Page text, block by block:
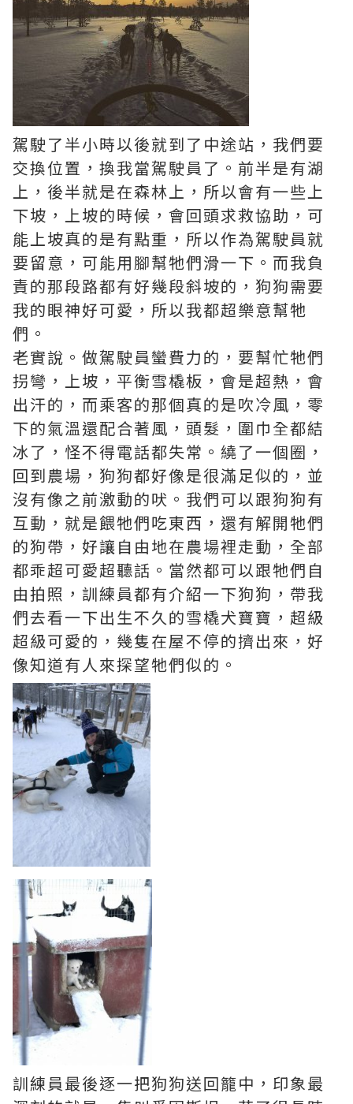
駕駛了半小時以後就到了中途站，我們要
交換位置，換我當駕駛員了。前半是有湖
上，後半就是在森林上，所以會有一些上
下坡，上坡的時候，會回頭求救協助，可
能上坡真的是有點重，所以作為駕駛員就
要留意，可能用腳幫牠們滑一下。而我負
責的那段路都有好幾段斜坡的，狗狗需要
我的眼神好可愛，所以我都超樂意幫牠
們。
老實說。做駕駛員蠻費力的，要幫忙牠們
拐彎，上坡，平衡雪橇板，會是超熱，會
出汗的，而乘客的那個真的是吹冷風，零
下的氣溫還配合著風，頭髮，圍巾全都結
冰了，怪不得電話都失常。繞了一個圈，
回到農場，狗狗都好像是很滿足似的，並
沒有像之前激動的吠。我們可以跟狗狗有
互動，就是餵牠們吃東西，還有解開牠們
的狗帶，好讓自由地在農場裡走動，全部
都乖超可愛超聽話。當然都可以跟牠們自
由拍照，訓練員都有介紹一下狗狗，帶我
們去看一下出生不久的雪橇犬寶寶，超級
超級可愛的，幾隻在屋不停的擠出來，好
像知道有人來探望牠們似的。
訓練員最後逐一把狗狗送回籠中，印象最